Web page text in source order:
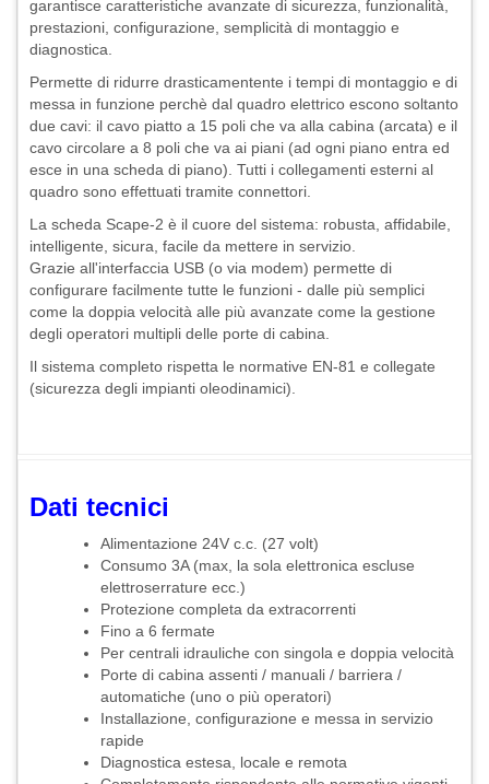
garantisce caratteristiche avanzate di sicurezza, funzionalità,
prestazioni, configurazione, semplicità di montaggio e
diagnostica.
Permette di ridurre drasticamentente i tempi di montaggio e di
messa in funzione perchè dal quadro elettrico escono soltanto
due cavi: il cavo piatto a 15 poli che va alla cabina (arcata) e il
cavo circolare a 8 poli che va ai piani (ad ogni piano entra ed
esce in una scheda di piano). Tutti i collegamenti esterni al
quadro sono effettuati tramite connettori.
La scheda Scape-2 è il cuore del sistema: robusta, affidabile,
intelligente, sicura, facile da mettere in servizio.
Grazie all'interfaccia USB (o via modem) permette di
configurare facilmente tutte le funzioni - dalle più semplici
come la doppia velocità alle più avanzate come la gestione
degli operatori multipli delle porte di cabina.
Il sistema completo rispetta le normative EN-81 e collegate
(sicurezza degli impianti oleodinamici).
Dati tecnici
Alimentazione 24V c.c. (27 volt)
Consumo 3A (max, la sola elettronica escluse
elettroserrature ecc.)
Protezione completa da extracorrenti
Fino a 6 fermate
Per centrali idrauliche con singola e doppia velocità
Porte di cabina assenti / manuali / barriera /
automatiche (uno o più operatori)
Installazione, configurazione e messa in servizio
rapide
Diagnostica estesa, locale e remota